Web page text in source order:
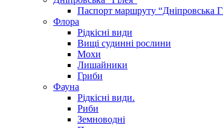
Паспорт маршруту “Дніпровська
Флора
Рідкісні види
Вищі судинні рослини
Мохи
Лишайники
Гриби
Фауна
Рідкісні види.
Риби
Земноводні